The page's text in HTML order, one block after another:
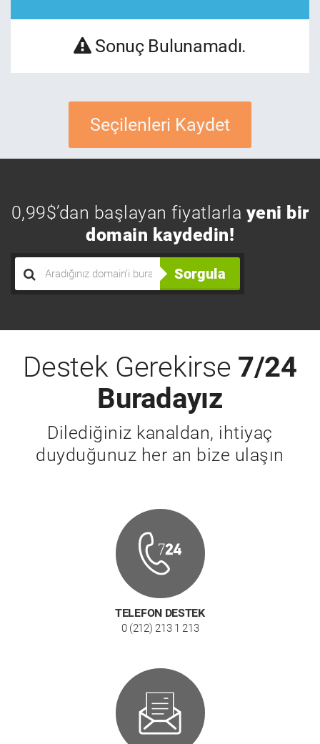
Sonuç Bulunamadı.
Seçilenleri Kaydet
0,99$’dan başlayan fiyatlarla yeni bir
domain kaydedin!
Sorgula
Destek Gerekirse 7/24
Buradayız
Dilediğiniz kanaldan, ihtiyaç
duyduğunuz her an bize ulaşın
TELEFON DESTEK
0 (212) 213 1 213